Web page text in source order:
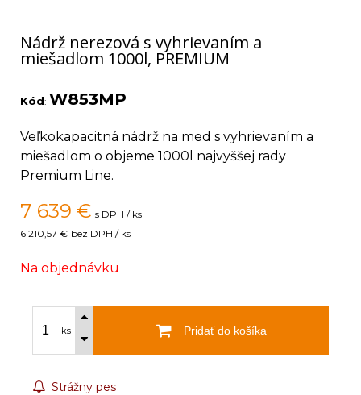
Nádrž nerezová s vyhrievaním a
miešadlom 1000l, PREMIUM
Kód: W853MP
Veľkokapacitná nádrž na med s vyhrievaním a
miešadlom o objeme 1000l najvyššej rady
Premium Line.
7 639 € s DPH / ks
6 210,57 € bez DPH / ks
Na objednávku
ks Pridať do košíka
Strážny pes